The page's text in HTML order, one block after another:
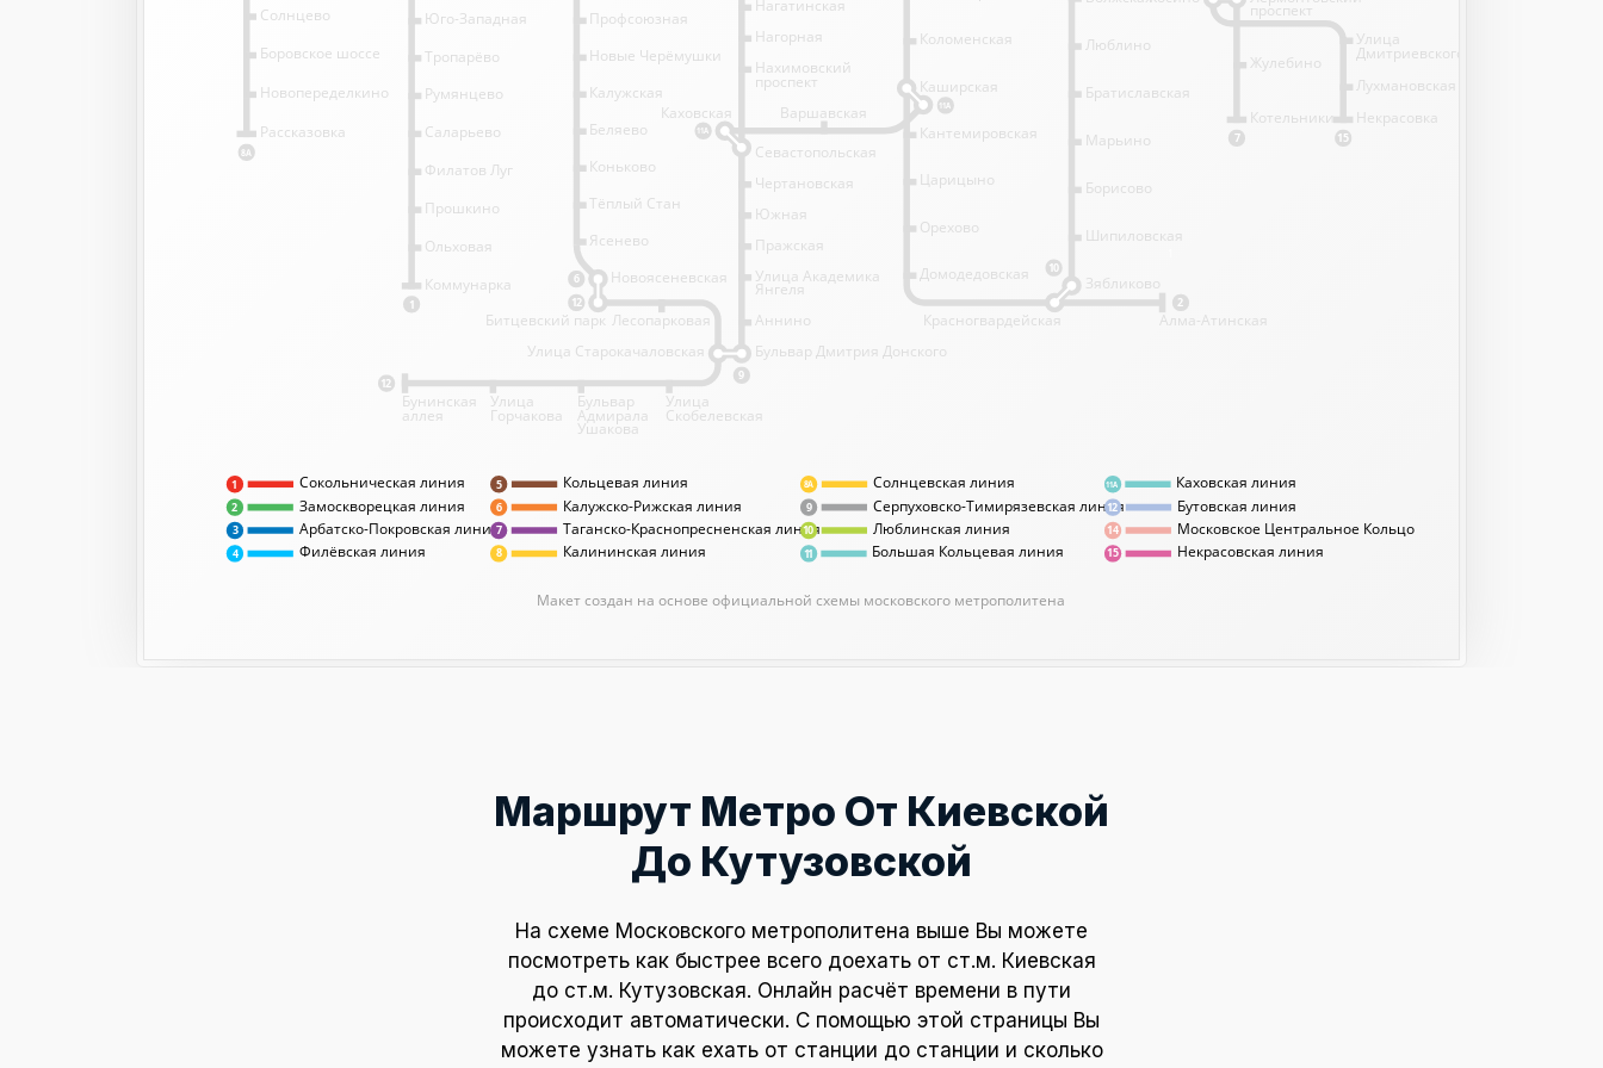
Сокольническая линия
Замоскворецкая линия
Арбатско-Покровская линия
Филёвская линия
Кольцевая линия
Калужско-Рижская линия
Таганско-Краснопресненская линия
Калининская линия
Солнцевская линия
Серпуховско-Тимирязевская линия
Люблинская линия
Каховская линия
Бутовская линия
Московское Центральное Кольцо
Макет создан на основе официальной схемы московского метрополитена
2
3
11А
Большая Кольцевая линия
8
9
10
7
6 12
8А
11
14
5
4
1
15 Некрасовская линия
7
2
10
11А
11А
9
6
12
12
1
8А
15
Профсоюзная
Новые Черёмушки
Калужская
Беляево
Коньково
Тёплый Стан
Ясенево
Новоясеневская
Нагатинская
Нагорная
Нахимовский
проспект
Севастопольская
Чертановская
Южная
Пражская
Улица Академика
Янгеля
проспект
Жулебино
Котельники
Люблино
Братиславская
Марьино
Борисово
Шипиловская
Зябликово
Коломенская
Каширская
Кантемировская
Царицыно
Орехово
Домодедовская
Красногвардейская Алма-Атинская
Аннино
Бульвар Дмитрия Донского
Саларьево
Румянцево
Тропарёво
Юго-Западная
Варшавская
Битцевский парк Лесопарковая
Улица Старокачаловская
Улица
Скобелевская
Бульвар
Адмирала
Ушакова
Улица
Горчакова
Бунинская
аллея
Каховская
Рассказовка
Новопеределкино
Боровское шоссе
Солнцево
Улица
Дмитриевского
Лухмановская
Некрасовка
Филатов Луг
Прошкино
Ольховая
Коммунарка
Маршрут Метро От Киевской
До Кутузовской
На схеме Московского метрополитена выше Вы можете
посмотреть как быстрее всего доехать от ст.м. Киевская
до ст.м. Кутузовская. Онлайн расчёт времени в пути
происходит автоматически. С помощью этой страницы Вы
можете узнать как ехать от станции до станции и сколько